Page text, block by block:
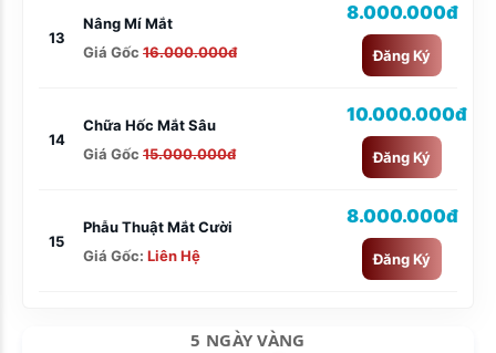
13
Nâng Mí Mắt
Giá Gốc 16.000.000đ
8.000.000đ
Đăng Ký
14
Chữa Hốc Mắt Sâu
Giá Gốc 15.000.000đ
10.000.000đ
Đăng Ký
15
Phẫu Thuật Mắt Cười
Giá Gốc: Liên Hệ
8.000.000đ
Đăng Ký
5 NGÀY VÀNG